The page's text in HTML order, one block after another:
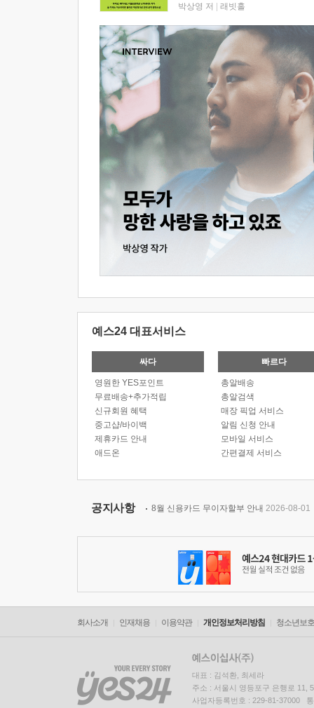
박상영 저 래빗홀
예스24 대표서비스
싸다
영원한 YES포인트
무료배송+추가적립
신규회원 혜택
중고샵/바이백
제휴카드 안내
애드온
빠르다
총알배송
총알검색
매장 픽업 서비스
알림 신청 안내
모바일 서비스
간편결제 서비스
공지사항 8월 신용카드 무이자할부 안내 2026-08-01
회사소개 인재채용 이용약관 개인정보처리방침 청소년보
대표 : 김석환, 최세라
주소 : 서울시 영등포구 은행로 11,
사업자등록번호 : 229-81-37000